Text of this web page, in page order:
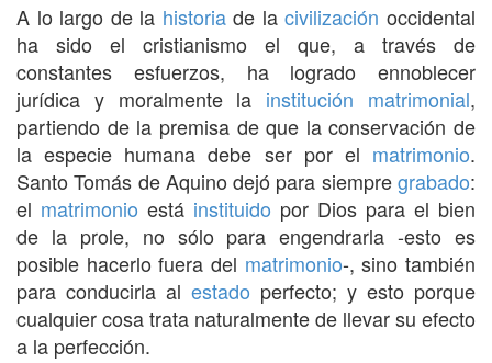
A lo largo de la historiade lacivilización occidental
ha sido el cristianismo el que, a través de
constantes esfuerzos, ha logrado ennoblecer
jurídica y moralmente la institución matrimonial,
partiendo de la premisa de que la conservación de
la especie humana debe ser por el matrimonio.
Santo Tomás de Aquino dejó para siempregrabado:
el matrimonio está instituido por Dios para el bien
de la prole, no sólo para engendrarla -esto es
posible hacerlo fuera del matrimonio-, sino también
para conducirla al estado perfecto; y esto porque
cualquier cosa trata naturalmente de llevar su efecto
a la perfección.